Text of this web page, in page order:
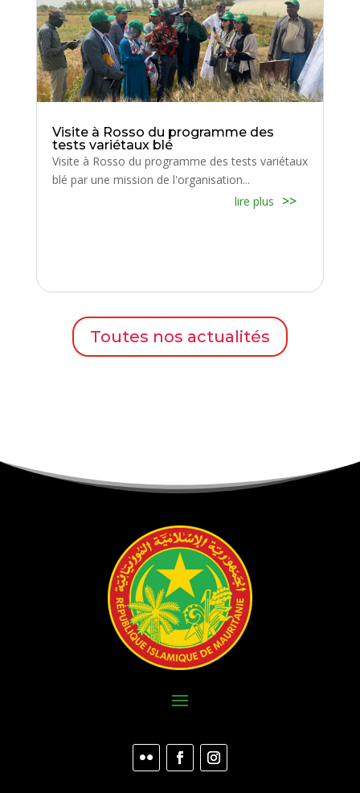
Visite à Rosso du programme des
tests variétaux blé
Visite à Rosso du programme des tests variétaux
blé par une mission de l'organisation...
lire plus
Toutes nos actualités